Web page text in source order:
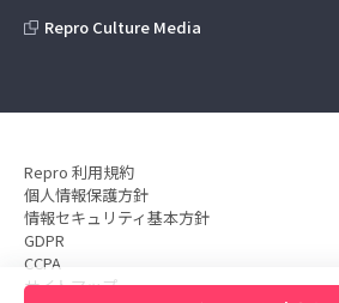
Repro Culture Media
Repro 利用規約
個人情報保護方針
情報セキュリティ基本方針
GDPR
CCPA
サイトマップ